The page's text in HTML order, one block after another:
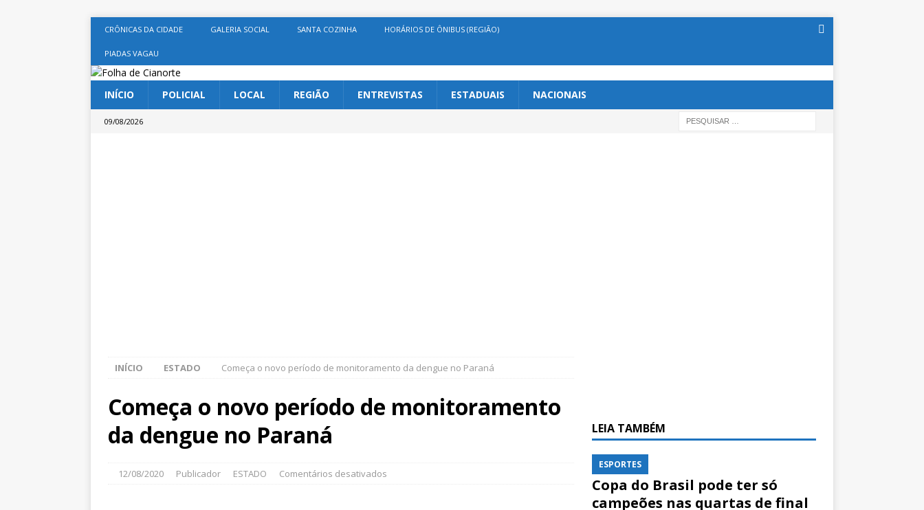
CRÔNICAS DA CIDADE GALERIA SOCIAL SANTA COZINHA HORÁRIOS DE ÔNIBUS (REGIÃO)
PIADAS VAGAU
INÍCIO POLICIAL LOCAL REGIÃO ENTREVISTAS ESTADUAIS NACIONAIS
09/08/2026
INÍCIO ESTADO Começa o novo período de monitoramento da dengue no Paraná
Começa o novo período de monitoramento
da dengue no Paraná
12/08/2020 Publicador ESTADO Comentários desativados
LEIA TAMBÉM
ESPORTES
Copa do Brasil pode ter só
campeões nas quartas de final